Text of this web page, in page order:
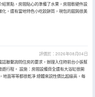
景點，房間貼心的準備了水果，房間軟硬件設
，還有當地特色小吃餃餅筒，現包的餛飩很美
評價於：2026年08月04日
聯繫詢問住房的要求，辦理入住時前台小張幫
行程。 設施：房間設備齊全還有大浴缸很開
地面等等都很乾凈 總體來説性價比超級高，每